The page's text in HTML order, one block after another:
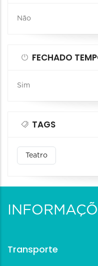
Não
FECHADO
Sim
TAGS
Teatro
Transporte